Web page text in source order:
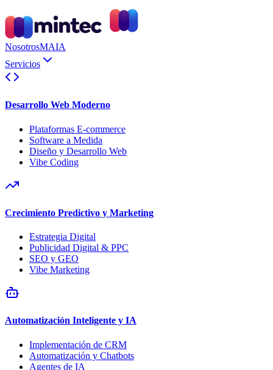
NosotrosMAIA
Servicios
Desarrollo Web Moderno
Plataformas E-commerce
Software a Medida
Diseño y Desarrollo Web
Vibe Coding
Crecimiento Predictivo y Marketing
Estrategia Digital
Publicidad Digital & PPC
SEO y GEO
Vibe Marketing
Automatización Inteligente y IA
Implementación de CRM
Automatización y Chatbots
Agentes de IA